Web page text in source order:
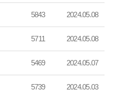
5843 2024.05.08
5711 2024.05.08
5469 2024.05.07
5739 2024.05.03